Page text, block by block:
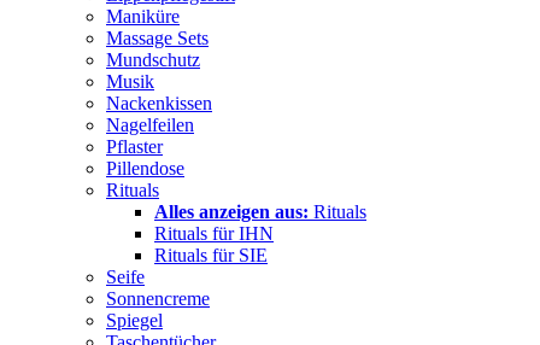
Maniküre
Massage Sets
Mundschutz
Musik
Nackenkissen
Nagelfeilen
Pflaster
Pillendose
Rituals
Alles anzeigen aus: Rituals
Rituals für IHN
Rituals für SIE
Seife
Sonnencreme
Spiegel